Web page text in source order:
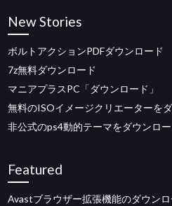
New Stories
ボルトアクションPDFダウンロード
7z無料ダウンロード
マニアプラスPC「ダウンロード」
無料のISOイメージクリエーターを
非公式のps4動的テーマをダウンロ
Featured
Avastブラウザー拡張機能のダウンロ